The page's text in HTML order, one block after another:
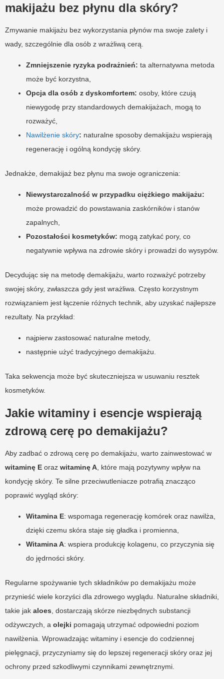
makijażu bez płynu dla skóry?
Zmywanie makijażu bez wykorzystania płynów ma swoje zalety i
wady, szczególnie dla osób z wrażliwą cerą.
Zmniejszenie ryzyka podrażnień: ta alternatywna metoda
może być korzystna,
Opcja dla osób z dyskomfortem: osoby, które czują
niewygodę przy standardowych demakijażach, mogą to
rozważyć,
Nawilżenie skóry: naturalne sposoby demakijażu wspierają
regenerację i ogólną kondycję skóry.
Jednakże, demakijaż bez płynu ma swoje ograniczenia:
Niewystarczalność w przypadku ciężkiego makijażu:
może prowadzić do powstawania zaskórników i stanów
zapalnych,
Pozostałości kosmetyków: mogą zatykać pory, co
negatywnie wpływa na zdrowie skóry i prowadzi do wysypów.
Decydując się na metodę demakijażu, warto rozważyć potrzeby
swojej skóry, zwłaszcza gdy jest wrażliwa. Często korzystnym
rozwiązaniem jest łączenie różnych technik, aby uzyskać najlepsze
rezultaty. Na przykład:
najpierw zastosować naturalne metody,
następnie użyć tradycyjnego demakijażu.
Taka sekwencja może być skuteczniejsza w usuwaniu resztek
kosmetyków.
Jakie witaminy i esencje wspierają
zdrową cerę po demakijażu?
Aby zadbać o zdrową cerę po demakijażu, warto zainwestować w
witaminę E oraz witaminę A , które mają pozytywny wpływ na
kondycję skóry. Te silne przeciwutleniacze potrafią znacząco
poprawić wygląd skóry:
Witamina E: wspomaga regenerację komórek oraz nawilża,
dzięki czemu skóra staje się gładka i promienna,
Witamina A: wspiera produkcję kolagenu, co przyczynia się
do jędrności skóry.
Regularne spożywanie tych składników po demakijażu może
przynieść wiele korzyści dla zdrowego wyglądu. Naturalne składniki,
takie jak aloes , dostarczają skórze niezbędnych substancji
odżywczych, a olejki pomagają utrzymać odpowiedni poziom
nawilżenia. Wprowadzając witaminy i esencje do codziennej
pielęgnacji, przyczyniamy się do lepszej regeneracji skóry oraz jej
ochrony przed szkodliwymi czynnikami zewnętrznymi.